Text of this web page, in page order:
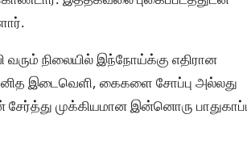
நிலையில் இந்நோய்க்கு எதிரான
இடைவெளி, கைகளை சோப்பு அல்லது
முக்கியமான இன்னொரு